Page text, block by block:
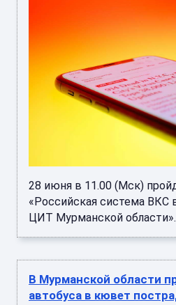
28 июня в 11.00 (Мск)
«Российская система ВКС
ЦИТ Мурманской области».
В Мурманской области
автобуса в кювет